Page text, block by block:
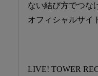
ない結び方でつな
オフィシャルサ
LIVE! TOWER